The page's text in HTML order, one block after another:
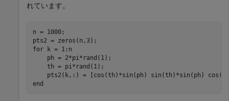
れています。
n = 1000;
for k = 1:n
    ph = 2*pi*rand(1);
    th = pi*rand(1);
end